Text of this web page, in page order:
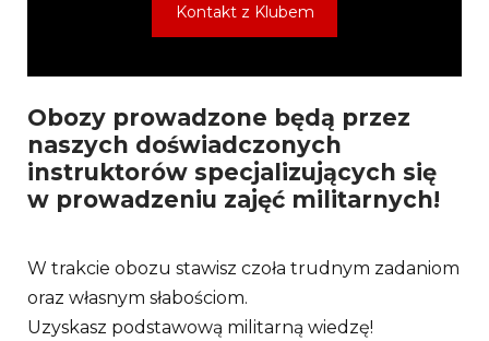
Kontakt z Klubem
Obozy prowadzone będą przez
naszych doświadczonych
instruktorów specjalizujących się
w prowadzeniu zajęć militarnych!
W trakcie obozu stawisz czoła trudnym zadaniom
oraz własnym słabościom.
Uzyskasz podstawową militarną wiedzę!